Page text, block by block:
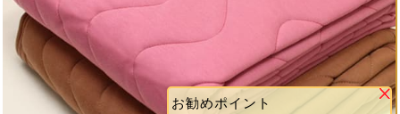
お勧めポイント